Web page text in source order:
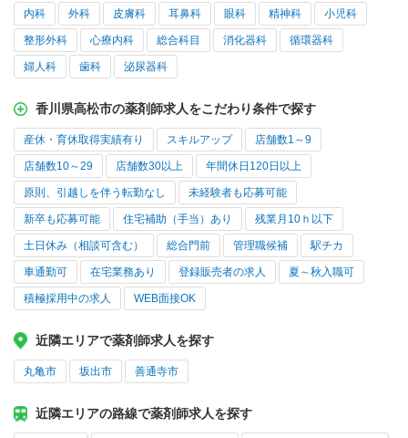
内科 外科 皮膚科 耳鼻科 眼科 精神科 小児科
整形外科 心療内科 総合科目 消化器科 循環器科
婦人科 歯科 泌尿器科
香川県高松市の薬剤師求人をこだわり条件で探す
産休・育休取得実績有り スキルアップ 店舗数1～9
店舗数10～29 店舗数30以上 年間休日120日以上
原則、引越しを伴う転勤なし 未経験者も応募可能
新卒も応募可能 住宅補助（手当）あり 残業月10ｈ以下
土日休み（相談可含む） 総合門前 管理職候補 駅チカ
車通勤可 在宅業務あり 登録販売者の求人 夏～秋入職可
積極採用中の求人 WEB面接OK
近隣エリアで薬剤師求人を探す
丸亀市 坂出市 善通寺市
近隣エリアの路線で薬剤師求人を探す